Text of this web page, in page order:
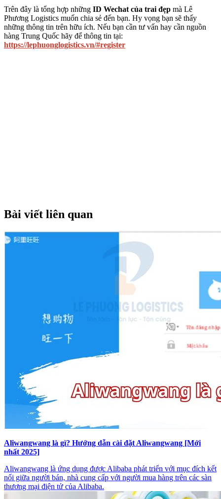
Trên đây là tổng hợp những ID Wechat của trai đẹp mà Lê
Phương Logistics muốn chia sẻ đến bạn. Hy vọng bạn sẽ thấy
những thông tin trên hữu ích. Nếu bạn cần tư vấn hay cần nguồn
hàng Trung Quốc hãy để thông tin tại:
https://lephuonglogistics.vn/#register
Bài viết liên quan
Aliwangwang là gì? Hướng dẫn cài đặt Aliwangwang [Mới
nhất 2025]
Aliwangwang là ứng dụng được Alibaba phát triển với mục đích kết
nối giữa người bán, nhà cung cấp với người mua hàng trên các sàn
thương mại điện tử của Alibaba.